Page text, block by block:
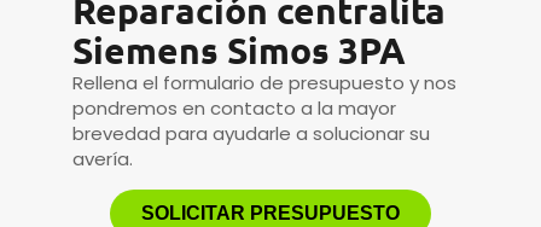
Reparación centralita
Siemens Simos 3PA
Rellena el formulario de presupuesto y nos
pondremos en contacto a la mayor
brevedad para ayudarle a solucionar su
avería.
SOLICITAR PRESUPUESTO